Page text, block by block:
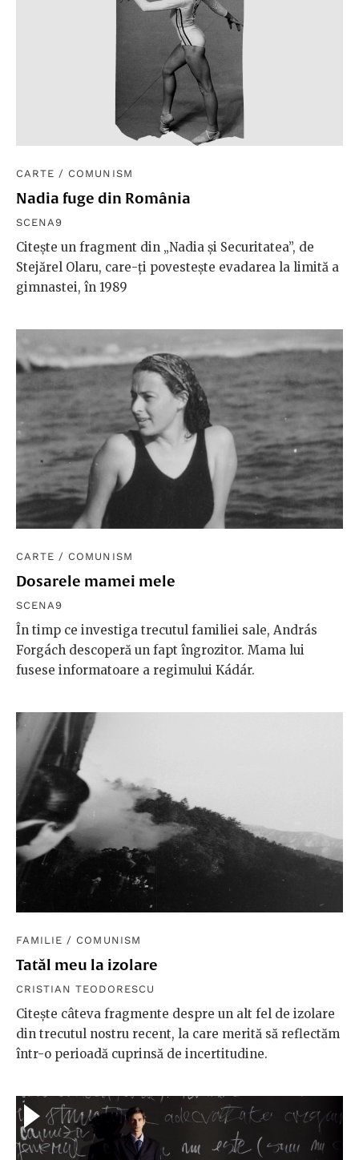
CARTE / COMUNISM
Nadia fuge din România
SCENA9
Citește un fragment din „Nadia și Securitatea”, de
Stejărel Olaru, care-ți povestește evadarea la limită a
gimnastei, în 1989
CARTE / COMUNISM
Dosarele mamei mele
SCENA9
În timp ce investiga trecutul familiei sale, András
Forgách descoperă un fapt îngrozitor. Mama lui
fusese informatoare a regimului Kádár.
FAMILIE / COMUNISM
Tatăl meu la izolare
CRISTIAN TEODORESCU
Citește câteva fragmente despre un alt fel de izolare
din trecutul nostru recent, la care merită să reflectăm
într-o perioadă cuprinsă de incertitudine.